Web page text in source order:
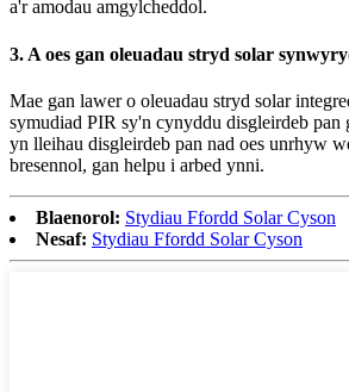
a'r amodau amgylcheddol.
3. A oes gan oleuadau stryd solar
Mae gan lawer o oleuadau stryd solar
symudiad PIR sy'n cynyddu disgleirdeb pan
yn lleihau disgleirdeb pan nad oes unrhyw
bresennol, gan helpu i arbed ynni.
Blaenorol: Stydiau Ffordd Solar Cyson
Nesaf: Stydiau Ffordd Solar Cyson